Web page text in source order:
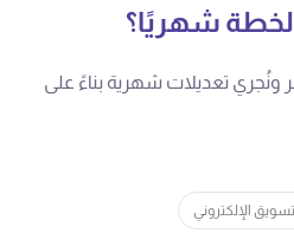
شهريًا؟
ونُجري تعديلات شهرية بناءً على
الإلكتروني